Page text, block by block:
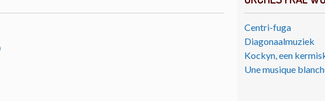
Centri-fuga
Diagonaalmuziek
Kockyn, een
Une musique